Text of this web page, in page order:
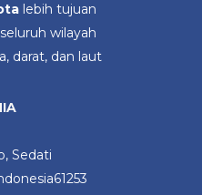
lebih tujuan
wilayah
darat, dan laut
Sedati